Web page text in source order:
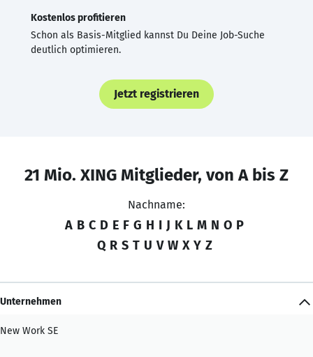
Kostenlos profitieren
Schon als Basis-Mitglied kannst Du Deine Job-Suche
deutlich optimieren.
Jetzt registrieren
21 Mio. XING Mitglieder, von A bis Z
Nachname:
A B C D E F G H I J K L M N O P
Q R S T U V W X Y Z
Unternehmen
New Work SE